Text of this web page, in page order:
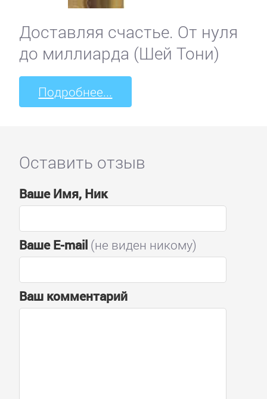
Доставляя счастье. От нуля
до миллиарда (Шей Тони)
Подробнее...
Оставить отзыв
Ваше Имя, Ник
Ваше E-mail(не виден никому)
Ваш комментарий